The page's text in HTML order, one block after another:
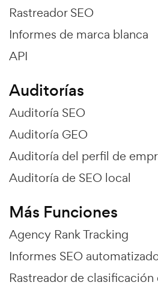
Rastreador SEO
Informes de marca blanca
API
Auditorías
Auditoría SEO
Auditoría GEO
Auditoría del perfil de
Auditoría de SEO local
Más Funciones
Agency Rank Tracking
Informes SEO
Rastreador de clasificación